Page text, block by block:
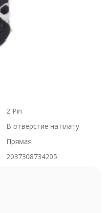
2 Pin
В отверстие на плату
Прямая
2037308734205